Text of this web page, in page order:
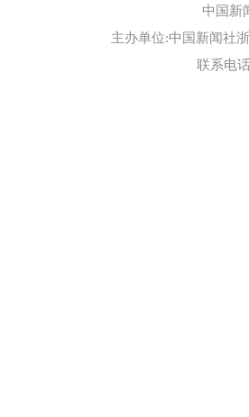
中国新
主办单位:中国新闻社
联系电